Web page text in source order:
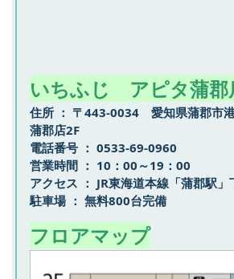
いちふじ アピタ蒲郡
住所 ： 〒443-0034 愛知県蒲郡市
蒲郡店2F
電話番号 ： 0533-69-0960
営業時間 ： 10：00～19：00
アクセス ： JR東海道本線「蒲郡駅
駐車場 ： 無料800台完備
フロアマップ